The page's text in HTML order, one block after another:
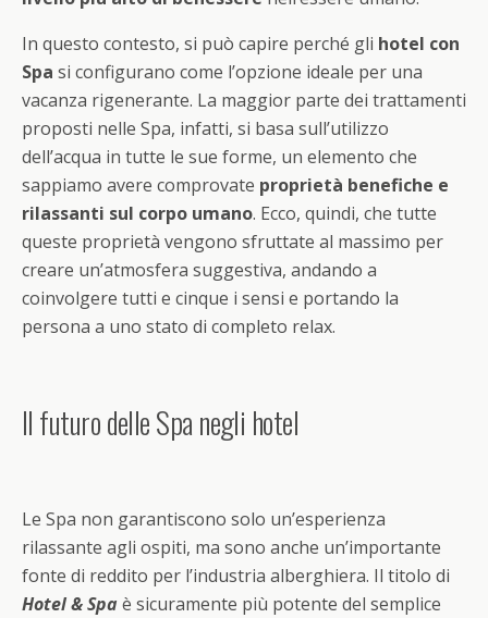
In questo contesto, si può capire perché gli hotel con
Spa si configurano come l’opzione ideale per una
vacanza rigenerante. La maggior parte dei trattamenti
proposti nelle Spa, infatti, si basa sull’utilizzo
dell’acqua in tutte le sue forme, un elemento che
sappiamo avere comprovate proprietà benefiche e
rilassanti sul corpo umano. Ecco, quindi, che tutte
queste proprietà vengono sfruttate al massimo per
creare un’atmosfera suggestiva, andando a
coinvolgere tutti e cinque i sensi e portando la
persona a uno stato di completo relax.
Il futuro delle Spa negli hotel
Le Spa non garantiscono solo un’esperienza
rilassante agli ospiti, ma sono anche un’importante
fonte di reddito per l’industria alberghiera. Il titolo di
Hotel & Spa è sicuramente più potente del semplice